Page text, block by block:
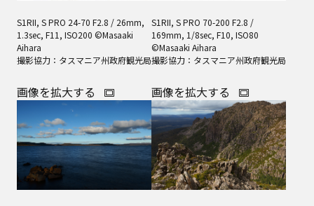
S1RII, S PRO 24-70 F2.8 / 26mm,
1.3sec, F11, ISO200 ©Masaaki
Aihara
撮影協力：タスマニア州政府観光局
画像を拡大する
S1RII, S PRO 70-200 F2.8 /
169mm, 1/8sec, F10, ISO80
©Masaaki Aihara
撮影協力：タスマニア州政府観光局
画像を拡大する